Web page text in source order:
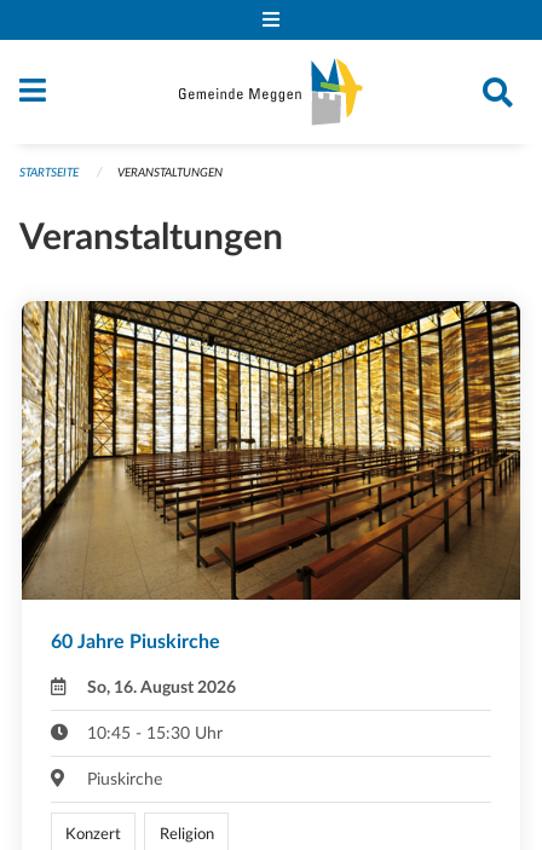
STARTSEITE VERANSTALTUNGEN
Veranstaltungen
60 Jahre Piuskirche
So, 16. August 2026
10:45 - 15:30 Uhr
Piuskirche
Konzert Religion